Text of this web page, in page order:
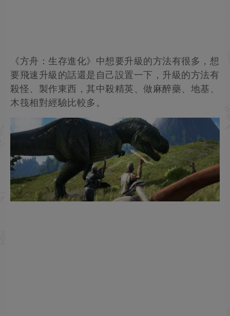
《方舟：生存進化》中想要升級的方法有很多，想
要飛速升級的話還是自己設置一下，升級的方法有
殺怪、製作東西，其中殺精英、做麻醉藥、地基、
木筏相對經驗比較多。